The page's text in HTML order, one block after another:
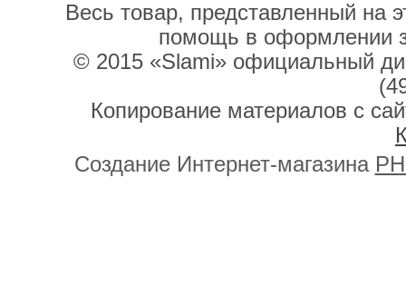
Весь товар, представленный на
помощь в оформлении
© 2015 «Slami» официальный
Копирование материалов с
Создание Интернет-магазина